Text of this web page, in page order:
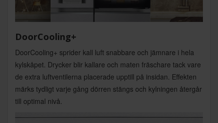
DoorCooling+
DoorCooling+ sprider kall luft snabbare och jämnare i hela
kylskåpet. Drycker blir kallare och maten fräschare tack vare
de extra luftventilerna placerade upptill på insidan. Effekten
märks tydligt varje gång dörren stängs och kylningen återgår
till optimal nivå.